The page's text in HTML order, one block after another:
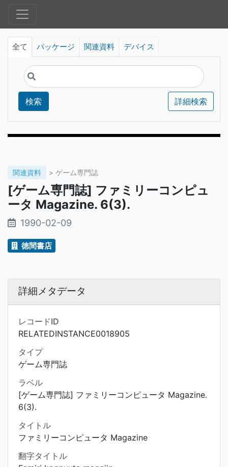
全て パッケージ 関連資料 デバイス
検索 詳細検索
関連資料 > ゲーム専門誌
[ゲーム専門誌] ファミリーコンピュ
ータ Magazine. 6(3).
1990-02-09
徳間書店
詳細メタデータ
レコードID
RELATEDINSTANCE0018905
タイプ
ゲーム専門誌
ラベル
[ゲーム専門誌] ファミリーコンピュータ Magazine.
6(3).
タイトル
ファミリーコンピュータ Magazine
翻字タイトル